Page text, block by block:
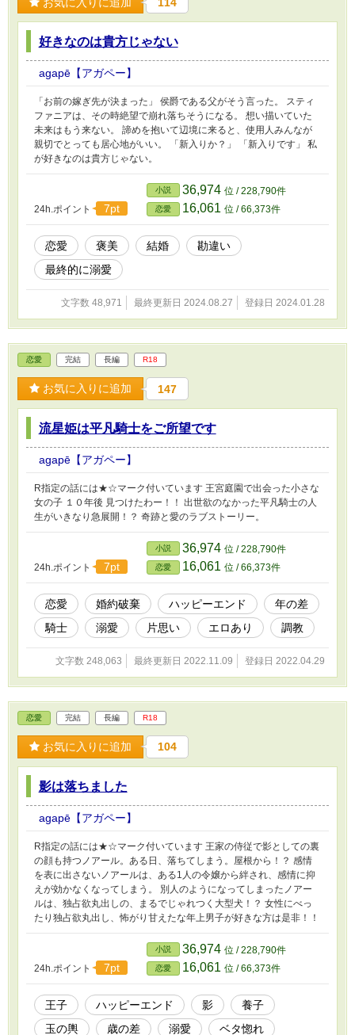
好きなのは貴方じゃない
agapē【アガペー】
「お前の嫁ぎ先が決まった」 侯爵である父がそう言った。 スティ
ファニアは、その時絶望で崩れ落ちそうになる。 想い描いていた
未来はもう来ない。 諦めを抱いて辺境に来ると、使用人みんなが
親切でとっても居心地がいい。 「新入りか？」 「新入りです」 私
が好きなのは貴方じゃない。
24h.ポイント 7pt
小説 36,974 位 / 228,790件
恋愛 16,061 位 / 66,373件
恋愛 褒美 結婚
勘違い
最終的に溺愛
文字数 48,971 最終更新日 2024.08.27 登録日 2024.01.28
恋愛 完結 長編 R18
お気に入りに追加 147
流星姫は平凡騎士をご所望です
agapē【アガペー】
R指定の話には★☆マーク付いています 王宮庭園で出会った小さな
女の子 １０年後 見つけたわー！！ 出世欲のなかった平凡騎士の人
生がいきなり急展開！？ 奇跡と愛のラブストーリー。
24h.ポイント 7pt
小説 36,974 位 / 228,790件
恋愛 16,061 位 / 66,373件
恋愛 婚約破棄 ハッピーエンド
年の差
騎士
溺愛 片思い エロあり 調教
文字数 248,063 最終更新日 2022.11.09 登録日 2022.04.29
恋愛 完結 長編 R18
お気に入りに追加 104
影は落ちました
agapē【アガペー】
R指定の話には★☆マーク付いています 王家の侍従で影としての裏
の顔も持つノアール。ある日、落ちてしまう。屋根から！？ 感情
を表に出さないノアールは、ある1人の令嬢から絆され、感情に抑
えが効かなくなってしまう。 別人のようになってしまったノアー
ルは、独占欲丸出しの、まるでじゃれつく大型犬！？ 女性にべっ
たり独占欲丸出し、怖がり甘えたな年上男子が好きな方は是非！！
24h.ポイント 7pt
小説 36,974 位 / 228,790件
恋愛 16,061 位 / 66,373件
王子 ハッピーエンド 影
養子
玉の輿
歳の差 溺愛
ベタ惚れ